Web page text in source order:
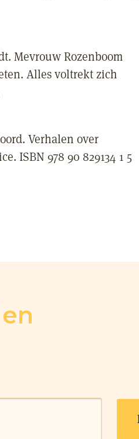
Mevrouw Rozenboom
Alles voltrekt zich
Verhalen over
ISBN 978 90 829134 1 5